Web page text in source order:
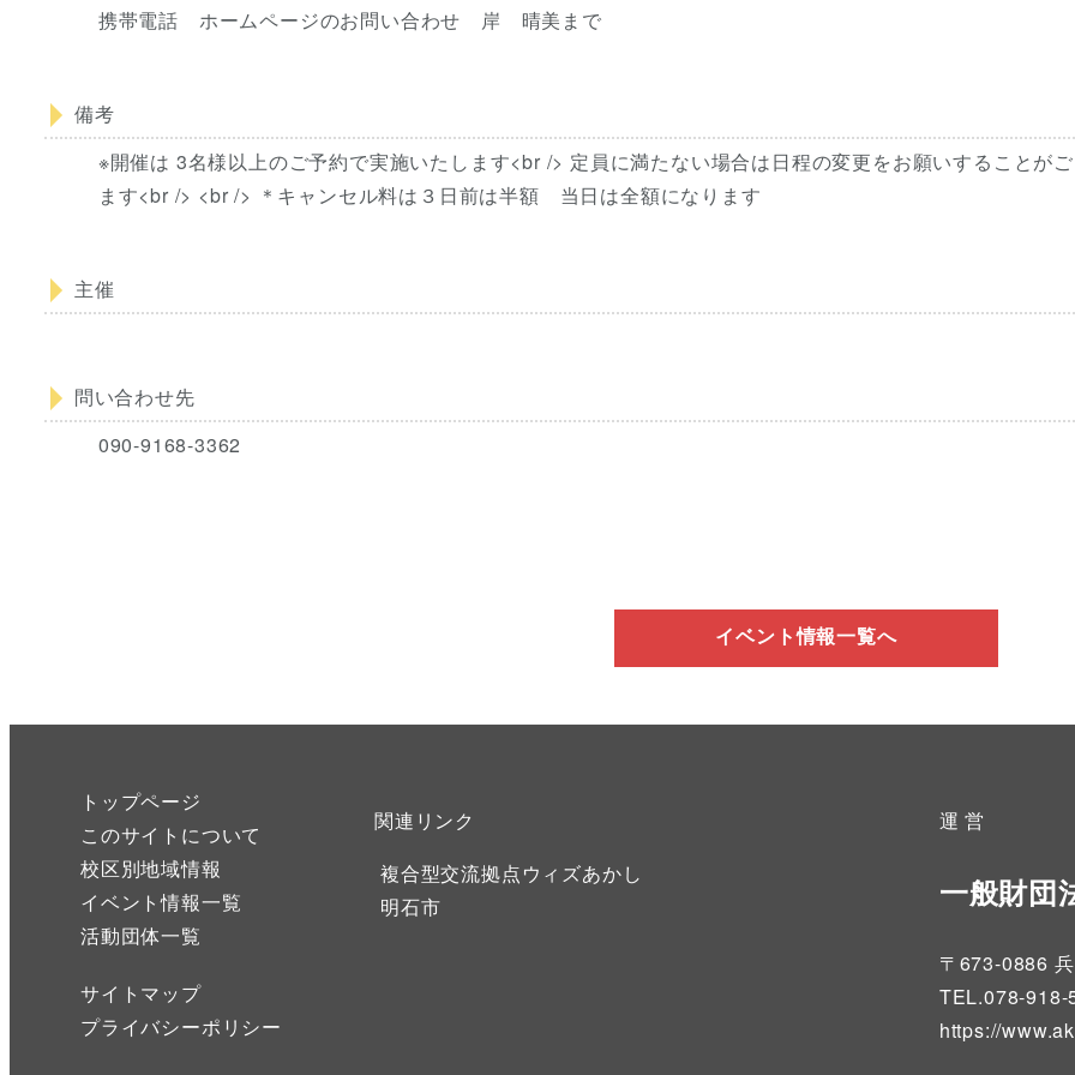
携帯電話 ホームページのお問い合わせ 岸 晴美まで
備考
※開催は 3名様以上のご予約で実施いたします<br /> 定員に満たない場合は日程の変更をお願いすることが
ます<br /> <br /> ＊キャンセル料は３日前は半額 当日は全額になります
主催
問い合わせ先
090-9168-3362
イベント情報一覧へ
トップページ
このサイトについて
校区別地域情報
イベント情報一覧
活動団体一覧
サイトマップ
プライバシーポリシー
関連リンク
複合型交流拠点ウィズあかし
明石市
運 営
一般財団
〒673-0886
TEL.078-
https://